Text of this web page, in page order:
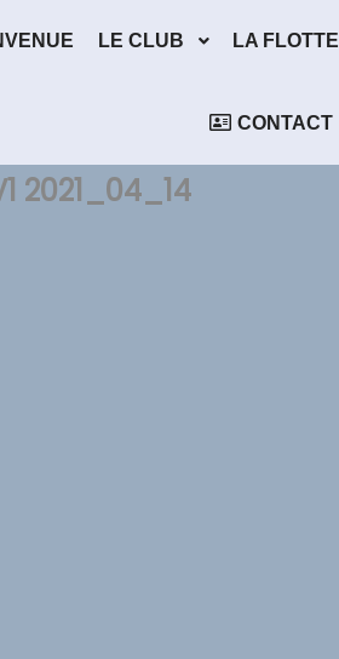
LE CLUB LA FLOTTE
CONTACT
2021_04_14